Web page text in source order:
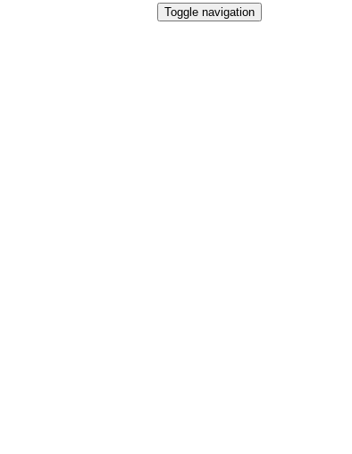
Toggle navigation